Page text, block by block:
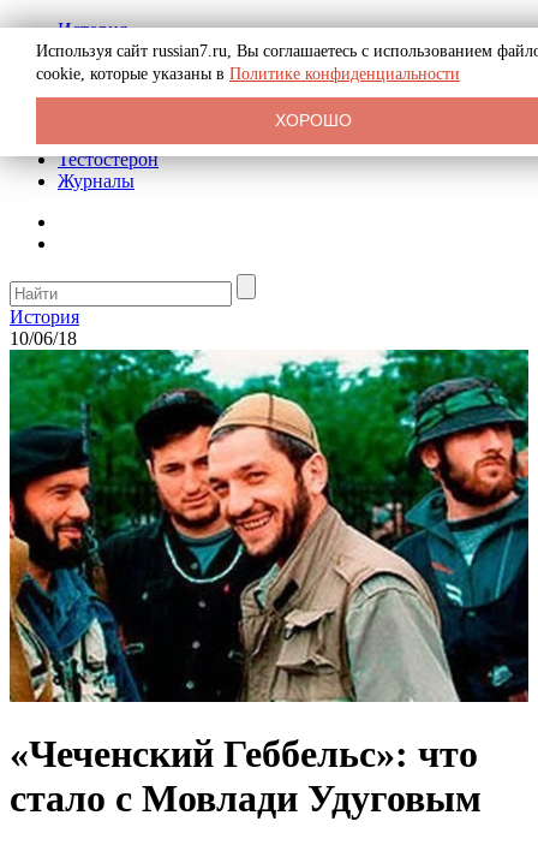
История
Биография
Криминал
Реклама на сайте
Тестостерон
Журналы
История
10/06/18
«Чеченский Геббельс»: что
стало с Мовлади Удуговым
Используя сайт russian7.ru, Вы соглашаетесь с использованием
cookie, которые указаны в Политике конфиденциальности
ХОРОШО